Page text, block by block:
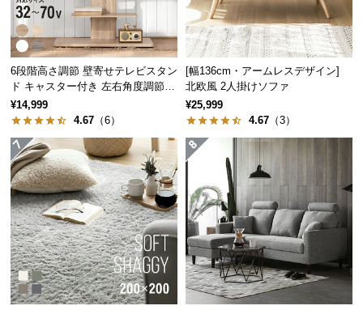
に
つ
い
て
会
員
規
約
に
つ
い
て
お
6段階高さ調節 壁寄せテレビスタン
ド キャスター付き 左右角度調節機
能
¥14,999
4.67 （6）
[幅136cm・アームレスデザイン]
北欧風 2人掛けソファ
¥25,999
4.67 （3）